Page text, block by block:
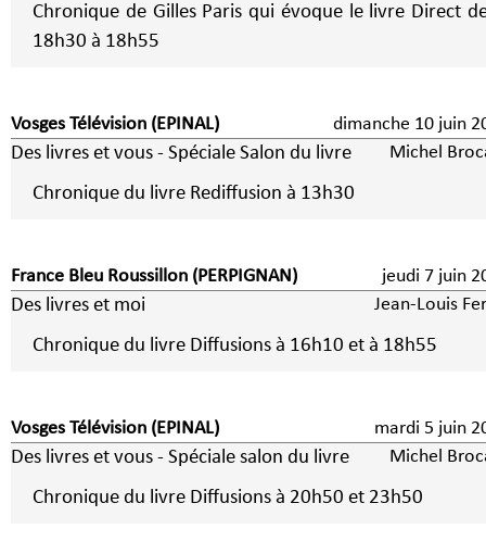
Chronique de Gilles Paris qui évoque le livre Direct
18h30 à 18h55
Vosges Télévision (EPINAL) dimanche 10 juin
Des livres et vous - Spéciale Salon du livre Michel
Chronique du livre Rediffusion à 13h30
France Bleu Roussillon (PERPIGNAN) jeudi 7 juin
Des livres et moi Jean-Louis
Chronique du livre Diffusions à 16h10 et à 18h55
Vosges Télévision (EPINAL) mardi 5 juin
Des livres et vous - Spéciale salon du livre Michel
Chronique du livre Diffusions à 20h50 et 23h50